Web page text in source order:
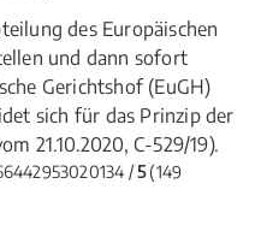
des Europäischen
und dann sofort
Gerichtshof (EuGH)
sich für das Prinzip der
21.10.2020, C-529/19).
/5(149